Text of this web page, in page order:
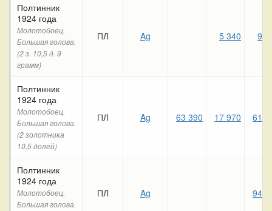
Полтинник
1924 года
Молотобоец.
Большая голова.
(2 з. 10,5 д. 9
грамм)
ПЛ Ag 5 340 9
Полтинник
1924 года
Молотобоец.
Большая голова.
(2 золотника
10,5 долей)
ПЛ Ag 63 390 17 970 61
Полтинник
1924 года
Молотобоец.
Большая голова.
ПЛ Ag 94